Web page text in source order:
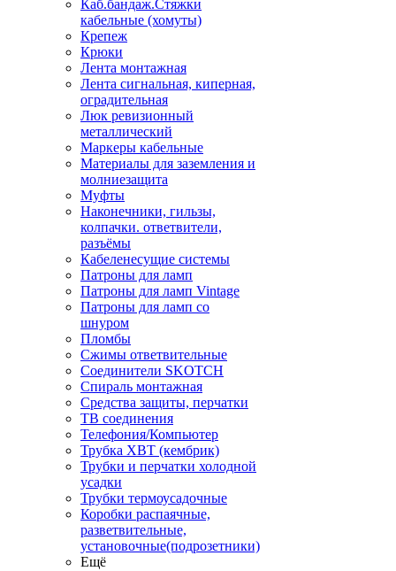
Каб.бандаж.Стяжки
кабельные (хомуты)
Крепеж
Крюки
Лента монтажная
Лента сигнальная, киперная,
оградительная
Люк ревизионный
металлический
Маркеры кабельные
Материалы для заземления и
молниезащита
Муфты
Наконечники, гильзы,
колпачки. ответвители,
разъёмы
Кабеленесущие системы
Патроны для ламп
Патроны для ламп Vintage
Патроны для ламп со
шнуром
Пломбы
Сжимы ответвительные
Соединители SKOTCH
Спираль монтажная
Средства защиты, перчатки
ТВ соединения
Телефония/Компьютер
Трубка ХВТ (кембрик)
Трубки и перчатки холодной
усадки
Трубки термоусадочные
Коробки распаячные,
разветвительные,
установочные(подрозетники)
Ещё